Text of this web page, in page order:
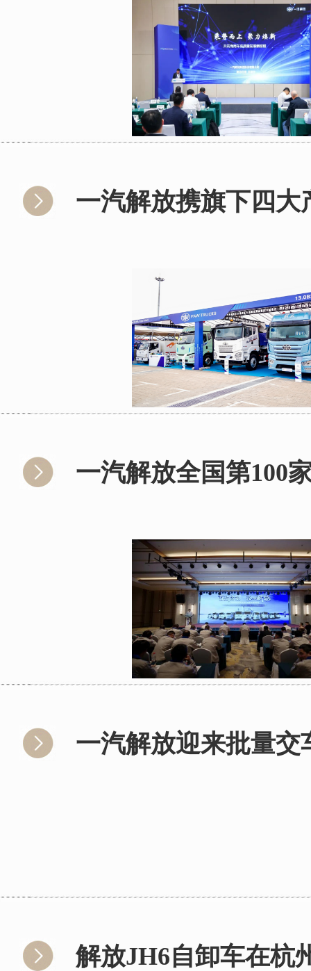
一汽解放携旗下四大
一汽解放全国第100
一汽解放迎来批量交
解放JH6自卸车在杭